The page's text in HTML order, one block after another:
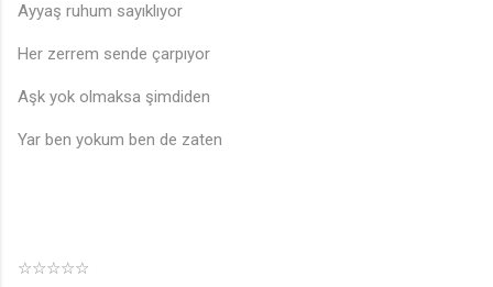
Ayyaş ruhum sayıklıyor
Her zerrem sende çarpıyor
Aşk yok olmaksa şimdiden
Yar ben yokum ben de zaten
☆☆☆☆☆